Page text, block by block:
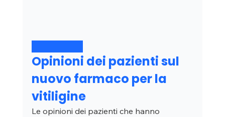
Opinioni dei pazienti sul
nuovo farmaco per la
vitiligine
Le opinioni dei pazienti che hanno